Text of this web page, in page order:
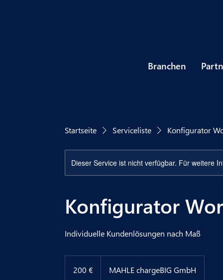
Branchen
Startseite Serviceliste Konfigurator
Dieser Service ist nicht verfügbar. Für weitere
Konfigurator
Individuelle Kundenlösungen nach Maß
200 € MAHLE chargeBIG GmbH